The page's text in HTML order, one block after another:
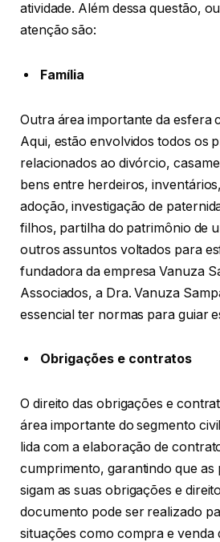
atividade. Além dessa questão,
atenção são:
Família
Outra área importante da esfera
Aqui, estão envolvidos todos os
relacionados ao divórcio,
bens entre herdeiros,
adoção, investigação de
filhos, partilha do patrimônio de
outros assuntos voltados para
fundadora da empresa Vanuza
Associados, a Dra. Vanuza
essencial ter normas para guiar
Obrigações e contratos
O direito das obrigações e
área importante do segmento
lida com a elaboração de
cumprimento, garantindo que as
sigam as suas obrigações e
documento pode ser realizado
situações como compra e venda